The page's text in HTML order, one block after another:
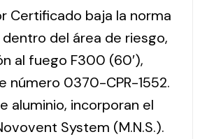
Certificado baja la norma
dentro del área de riesgo,
al fuego F300 (60′),
número 0370-CPR-1552.
aluminio, incorporan el
System (M.N.S.).